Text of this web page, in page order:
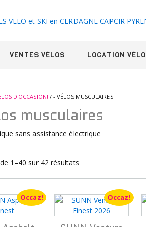
CHEZ ECOBIKE
VENTES VÉLOS LOCATION VÉLO
D'OCCASION! / - VÉLOS MUSCULAIRES
musculaires
sans assistance électrique
1–40 sur 42 résultats
récent
au
plus
Occaz! Occaz!